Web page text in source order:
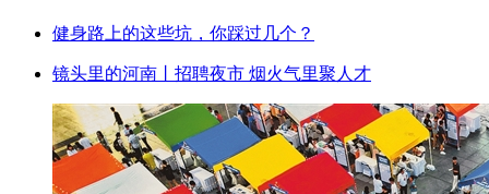
健身路上的这些坑，你踩过几个？
镜头里的河南丨招聘夜市 烟火气里聚人才